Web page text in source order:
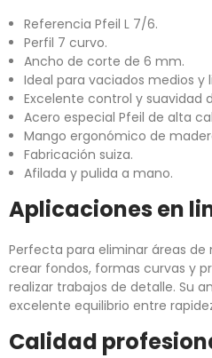
Referencia Pfeil L 7/6.
Perfil 7 curvo.
Ancho de corte de 6 mm.
Ideal para vaciados medios y
Excelente control y suavidad
Acero especial Pfeil de alta
Mango ergonómico de
Fabricación suiza.
Afilada y pulida a mano.
Aplicaciones en
Perfecta para eliminar áreas
crear fondos, formas curvas y
realizar trabajos de detalle. Su
excelente equilibrio entre
Calidad